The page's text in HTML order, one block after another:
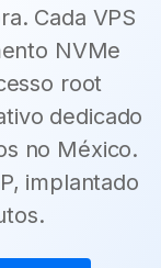
Cada VPS
NVMe
root
dedicado
no México.
implantado